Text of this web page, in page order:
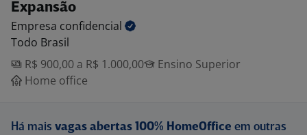
Expansão
Empresa confidencial
Todo Brasil
R$ 900,00 a R$ 1.000,00
Ensino Superior
Home office
Há mais vagas abertas 100% HomeOffice em outras